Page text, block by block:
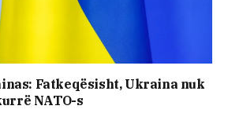
Fatkeqësisht, Ukraina nuk
NATO-s